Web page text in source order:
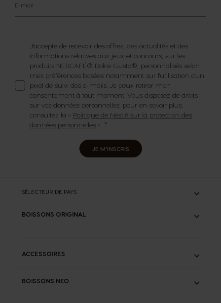
E-mail
J'accepte de recevoir des offres, des actualités et des
informations relatives aux jeux et concours, sur les
produits NESCAFÉ® Dolce Gusto®, personnalisés selon
mes préférences basées notamment sur l'utilisation d'un
pixel de suivi des e-mails. Je peux retirer mon
consentement à tout moment. Vous disposez de droits
sur vos données personnelles, pour en savoir plus,
consultez la « Politique de Nestlé sur la protection des
données personnelles ».
JE M'INSCRIS
SÉLECTEUR DE PAYS
BOISSONS ORIGINAL
CAFÉS LONGS
THÉS
ACCESSOIRES
INFUSEUR SPECIAL.T®
BOISSONS NEO